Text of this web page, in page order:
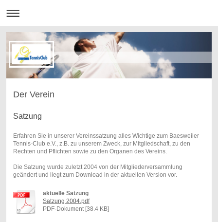
Der Verein
Satzung
Erfahren Sie in unserer Vereinssatzung alles Wichtige zum Baesweiler
Tennis-Club e.V., z.B. zu unserem Zweck, zur Mitgliedschaft, zu den
Rechten und Pflichten sowie zu den Organen des Vereins.
Die Satzung wurde zuletzt 2004 von der Mitgliederversammlung
geändert und liegt zum Download in der aktuellen Version vor.
aktuelle Satzung
Satzung 2004.pdf
PDF-Dokument [38.4 KB]